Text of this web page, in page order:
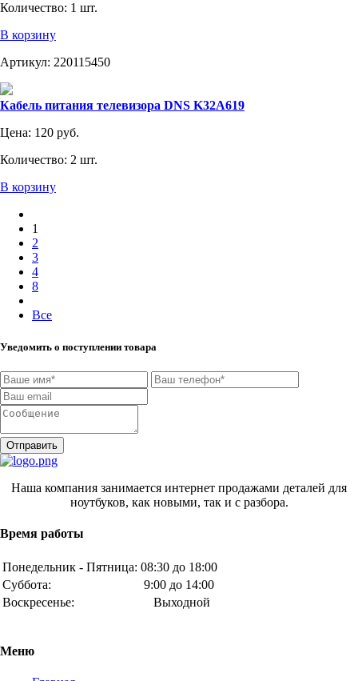
Количество: 1 шт.
В корзину
Артикул: 220115450
Кабель питания телевизора DNS K32A619
Цена: 120 руб.
Количество: 2 шт.
В корзину
1
2
3
4
8
Все
Уведомить о поступлении товара
Отправить
Наша компания занимается интернет продажами деталей для
ноутбуков, как новыми, так и с разбора.
Время работы
Понедельник - Пятница: 08:30 до 18:00
Суббота:
9:00 до 14:00
Воскресенье:
Выходной
Меню